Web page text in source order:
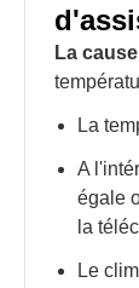
La
La
A
égale
la
Le